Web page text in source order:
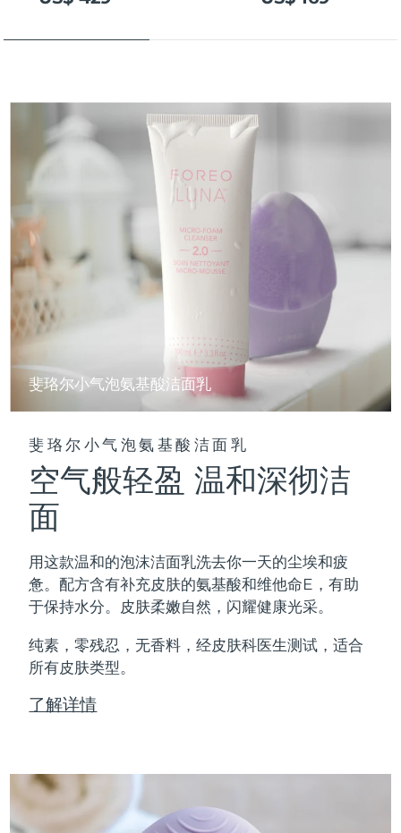
斐珞尔小气泡氨基酸洁面乳
斐珞尔小气泡氨基酸洁面乳
空气般轻盈 温和深彻洁
面
用这款温和的泡沫洁面乳洗去你一天的尘埃和疲
惫。配方含有补充皮肤的氨基酸和维他命E，有助
于保持水分。皮肤柔嫩自然，闪耀健康光采。
纯素，零残忍，无香料，经皮肤科医生测试，适合
所有皮肤类型。
了解详情